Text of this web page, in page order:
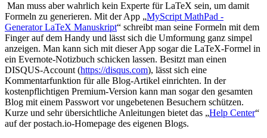
Man muss aber wahrlich kein Experte für LaTeX sein, um damit
Formeln zu generieren. Mit der App „MyScript MathPad -
Generator LaTeX Manuskript“ schreibt man seine Formeln mit dem
Finger auf dem Handy und lässt sich die Umformung ganz simpel
anzeigen. Man kann sich mit dieser App sogar die LaTeX-Formel in
ein Evernote-Notizbuch schicken lassen. Besitzt man einen
DISQUS-Account (https://disqus.com), lässt sich eine
Kommentarfunktion für alle Blog-Artikel einrichten. In der
kostenpflichtigen Premium-Version kann man sogar den gesamten
Blog mit einem Passwort vor ungebetenen Besuchern schützen.
Kurze und sehr übersichtliche Anleitungen bietet das „Help Center“
auf der postach.io-Homepage des eigenen Blogs.